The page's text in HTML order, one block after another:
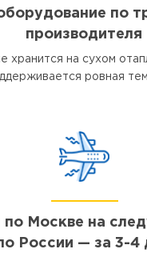
по
производителя
хранится на сухом
ровная
по Москве на
России — за 3-4